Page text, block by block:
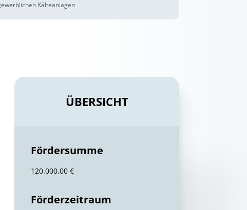
Kälteanlagen
ÜBERSICHT
Fördersumme
120.000,00 €
Förderzeitraum